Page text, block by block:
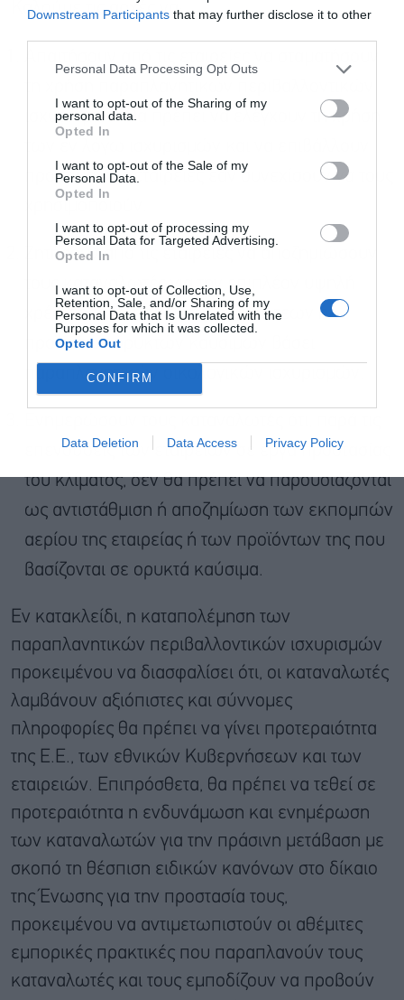
Downstream Participants that may further disclose it to other
Personal Data Processing Opt Outs
I want to opt-out of the Sharing of my
personal data.
Opted In
I want to opt-out of the Sale of my
Personal Data.
Opted In
I want to opt-out of processing my
Personal Data for Targeted Advertising.
Opted In
I want to opt-out of Collection, Use,
Retention, Sale, and/or Sharing of my
Personal Data that Is Unrelated with the
Purposes for which it was collected.
Opted Out
CONFIRM
Data Deletion Data Access Privacy Policy
Καλούμε τις αρχές να:
ισχυρισμών. Θα πρέπει να ελέγχουν τη χρήση
πρόστιμα στις εταιρείες εάν συνεχίσουν να τους
Ζητήσουν από τις εταιρείες να αποζημιώσουν
τους καταναλωτές για την επιπλέον υψηλή
χρέωση των “πράσινων” συμβάσεων ή
προϊόντων ορυκτών καυσίμων βάσει
παραπλανητικών οικολογικών ισχυρισμών.
επενδύσεις των εταιρειών σε έργα προστασίας
του κλίματος, δεν θα πρέπει να παρουσιάζονται
ως αντιστάθμιση ή αποζημίωση των εκπομπών
αερίου της εταιρείας ή των προϊόντων της που
βασίζονται σε ορυκτά καύσιμα.
Εν κατακλείδι, η καταπολέμηση των
παραπλανητικών περιβαλλοντικών ισχυρισμών
προκειμένου να διασφαλίσει ότι, οι καταναλωτές
λαμβάνουν αξιόπιστες και σύννομες
πληροφορίες θα πρέπει να γίνει προτεραιότητα
της Ε.Ε., των εθνικών Κυβερνήσεων και των
εταιρειών. Επιπρόσθετα, θα πρέπει να τεθεί σε
προτεραιότητα η ενδυνάμωση και ενημέρωση
των καταναλωτών για την πράσινη μετάβαση με
σκοπό τη θέσπιση ειδικών κανόνων στο δίκαιο
της Ένωσης για την προστασία τους,
προκειμένου να αντιμετωπιστούν οι αθέμιτες
εμπορικές πρακτικές που παραπλανούν τους
καταναλωτές και τους εμποδίζουν να προβούν